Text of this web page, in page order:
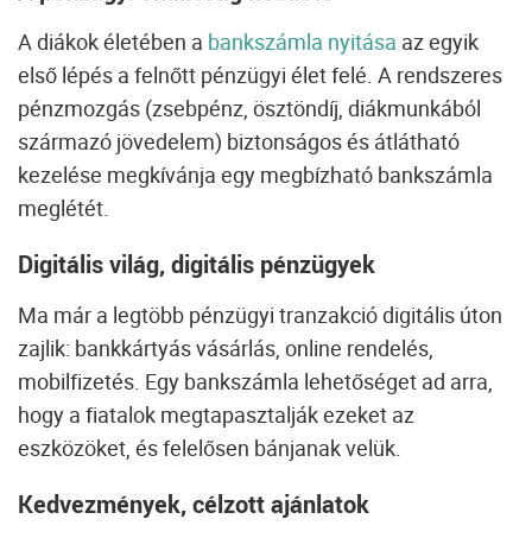
A diákok életében a bankszámla nyitása az egyik
első lépés a felnőtt pénzügyi élet felé. A rendszeres
pénzmozgás (zsebpénz, ösztöndíj, diákmunkából
származó jövedelem) biztonságos és átlátható
kezelése megkívánja egy megbízható bankszámla
meglétét.
Digitális világ, digitális pénzügyek
Ma már a legtöbb pénzügyi tranzakció digitális úton
zajlik: bankkártyás vásárlás, online rendelés,
mobilfizetés. Egy bankszámla lehetőséget ad arra,
hogy a fiatalok megtapasztalják ezeket az
eszközöket, és felelősen bánjanak velük.
Kedvezmények, célzott ajánlatok